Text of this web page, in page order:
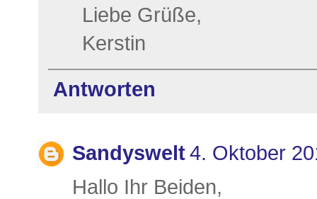
Liebe Grüße,
Kerstin
Antworten
Sandyswelt4. Oktober
Hallo Ihr Beiden,